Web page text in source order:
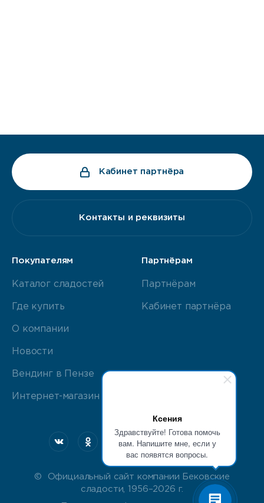
Ксения
Здравствуйте! Готова помочь
вам. Напишите мне, если у
вас появятся вопросы.
Кабинет партнёра
Контакты и реквизиты
Покупателям
Каталог сладостей
Где купить
О компании
Новости
Вендинг в Пензе
Интернет-магазин
Партнёрам
Партнёрам
Кабинет партнёра
© Официальный сайт компании Бековские
сладости, 1956–2026 г.